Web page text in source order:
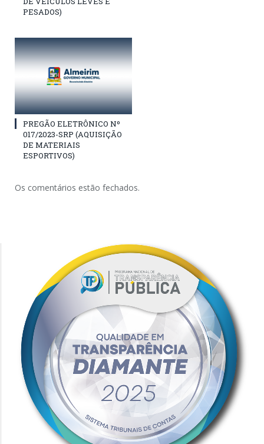
PESADOS)
PREGÃO ELETRÔNICO Nº
017/2023-SRP (AQUISIÇÃO
DE MATERIAIS
ESPORTIVOS)
Os comentários estão fechados.